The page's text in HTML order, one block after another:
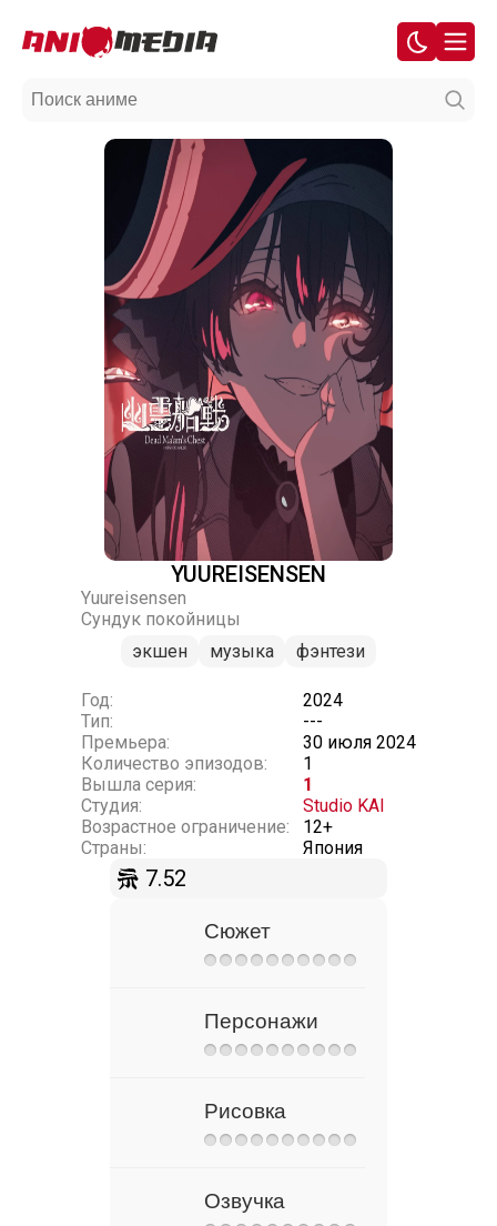
YUUREISENSEN
Yuureisensen
Сундук покойницы
экшен
музыка фэнтези
Год:
2024
Тип:
---
Премьера:
30 июля 2024
Количество эпизодов:
1
Вышла серия:
1
Студия:
Studio KAI
Возрастное ограничение:
12+
Страны:
Япония
7.52
Сюжет
Персонажи
Рисовка
Озвучка